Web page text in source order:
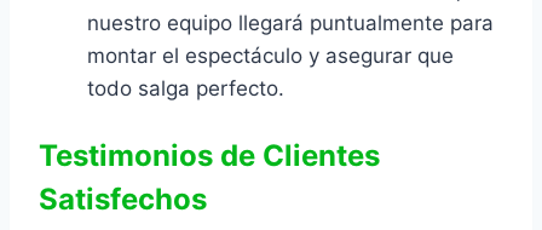
nuestro equipo llegará puntualmente para
montar el espectáculo y asegurar que
todo salga perfecto.
Testimonios de Clientes
Satisfechos